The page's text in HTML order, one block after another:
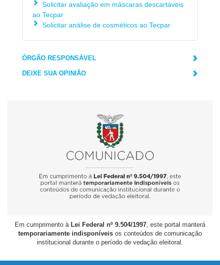
Solicitar avaliação em máscaras descartáveis
ao Tecpar
Solicitar análise de cosméticos ao Tecpar
ÓRGÃO RESPONSÁVEL
DEIXE SUA OPINIÃO
Em cumprimento à Lei Federal nº 9.504/1997, este portal manterá
temporariamente indisponíveis os conteúdos de comunicação
institucional durante o período de vedação eleitoral.